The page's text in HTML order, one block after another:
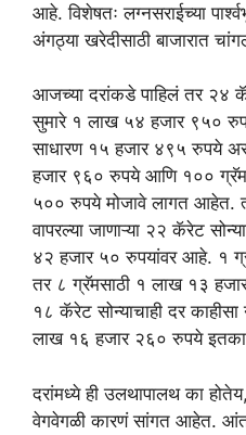
आहे. विशेषतः लग्नसराईच्या
अंगठ्या खरेदीसाठी बाजारात
आजच्या दरांकडे पाहिलं तर २४
सुमारे १ लाख ५४ हजार ९५०
साधारण १५ हजार ४९५ रुपये
हजार ९६० रुपये आणि १००
५०० रुपये मोजावे लागत आहेत.
वापरल्या जाणाऱ्या २२ कॅरेट
४२ हजार ५० रुपयांवर आहे. १
तर ८ ग्रॅमसाठी १ लाख १३
१८ कॅरेट सोन्याचाही दर
लाख १६ हजार २६० रुपये
दरांमध्ये ही उलथापालथ का होतेय,
वेगवेगळी कारणं सांगत आहेत.